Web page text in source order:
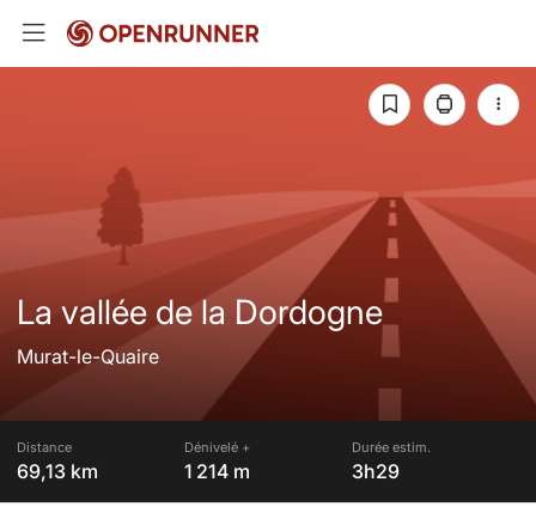
La vallée de la Dordogne
Murat-le-Quaire
Distance
69,13 km
Dénivelé +
1 214 m
Durée estim.
3h29